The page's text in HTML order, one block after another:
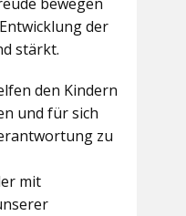
der
stärkt.
den Kindern
und für sich
zu
mit